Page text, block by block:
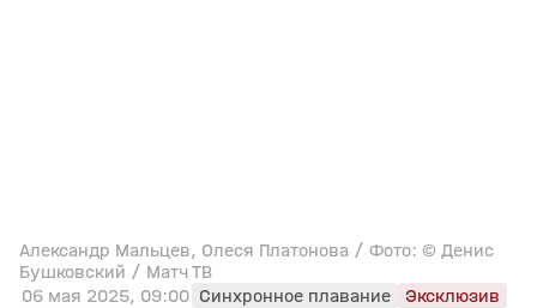
Александр Мальцев, Олеся Платонова / Фото: © Денис
Бушковский / Матч ТВ
06 мая 2025, 09:00 Синхронное плавание
Эксклюзив